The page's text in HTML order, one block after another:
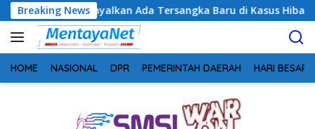
Langsung
ke
konten
Breaking News
Ada Tersangka Baru di Kasus Hibah Rp40 Miliar
HOME NASIONAL DPR PEMERINTAH DAERAH HARI BESAR